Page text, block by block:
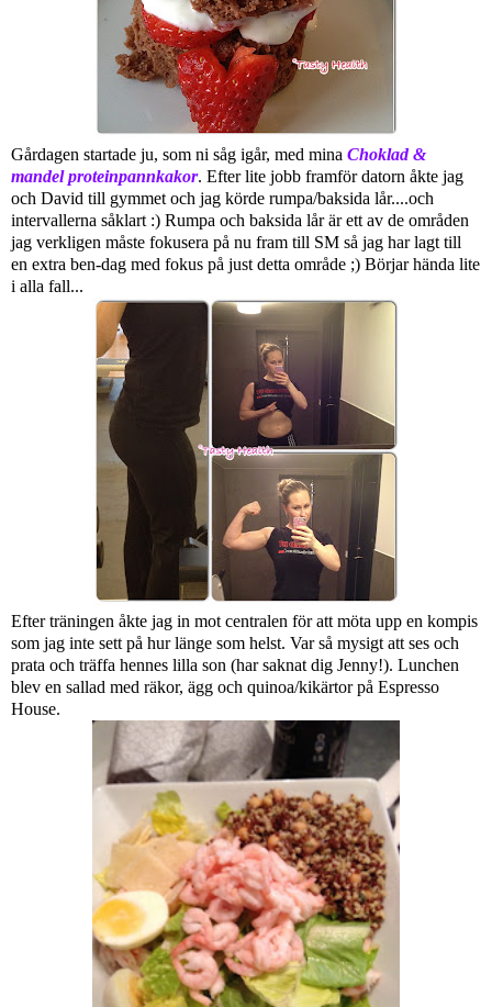
Gårdagen startade ju, som ni såg igår, med mina Choklad &
mandel proteinpannkakor. Efter lite jobb framför datorn åkte jag
och David till gymmet och jag körde rumpa/baksida lår....och
intervallerna såklart :) Rumpa och baksida lår är ett av de områden
jag verkligen måste fokusera på nu fram till SM så jag har lagt till
en extra ben-dag med fokus på just detta område ;) Börjar hända lite
i alla fall...
Efter träningen åkte jag in mot centralen för att möta upp en kompis
som jag inte sett på hur länge som helst. Var så mysigt att ses och
prata och träffa hennes lilla son (har saknat dig Jenny!). Lunchen
blev en sallad med räkor, ägg och quinoa/kikärtor på Espresso
House.